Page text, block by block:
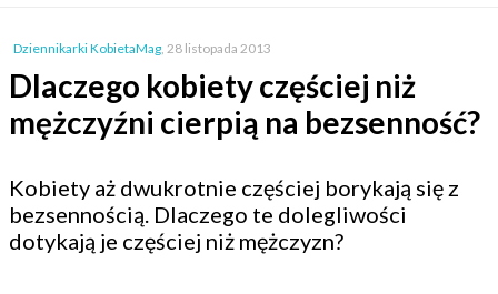
Dziennikarki KobietaMag, 28 listopada 2013
Dlaczego kobiety częściej niż
mężczyźni cierpią na bezsenność?
Kobiety aż dwukrotnie częściej borykają się z
bezsennością. Dlaczego te dolegliwości
dotykają je częściej niż mężczyzn?